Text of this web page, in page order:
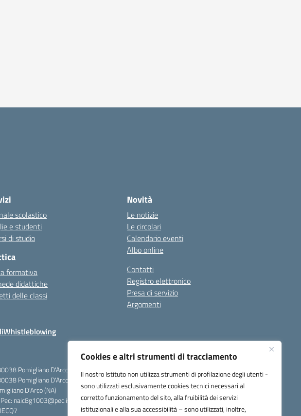
Cookies e altri strumenti di tracciamento
Il nostro Istituto non utilizza strumenti di profilazione degli utenti -
sono utilizzati esclusivamente cookies tecnici necessari al
corretto funzionamento del sito, alla fruibilità dei servizi
istituzionali e alla sua accessibilità – sono utilizzati, inoltre,
scolastico
e studenti
di studio
formativa
didattiche
delle classi
Novità
Le notizie
Le circolari
Calendario eventi
Albo online
Contatti
Registro elettronico
Presa di servizio
Argomenti
Whistleblowing
Pomigliano D'Arco (NA)
Pomigliano D'Arco (NA)
D'Arco (NA)
naic8g1003@pec.istruzione.it